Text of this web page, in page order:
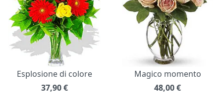
Esplosione di colore
37,90€
Magico momento
48,00€